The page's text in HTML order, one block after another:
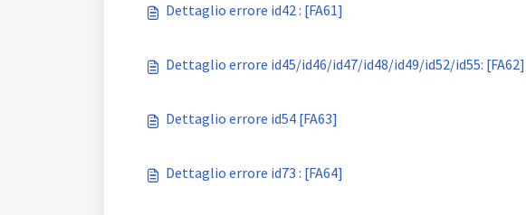
Dettaglio errore id42 : [FA61]
Dettaglio errore id45/id46/id47/id48/id49/id52/id55: [FA62]
Dettaglio errore id54 [FA63]
Dettaglio errore id73 : [FA64]